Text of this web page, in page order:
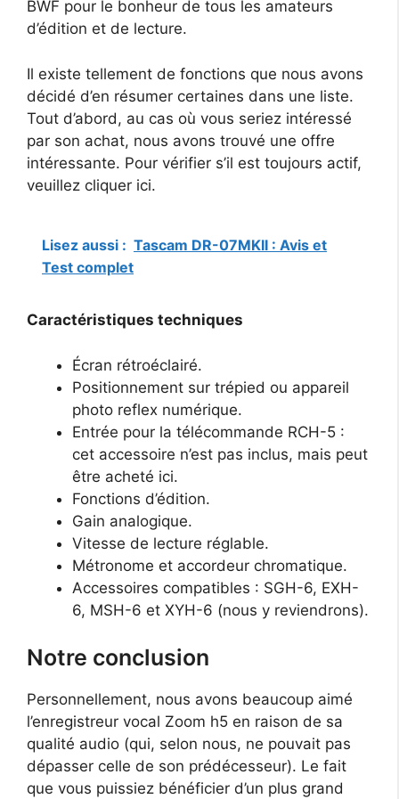
BWF pour le bonheur de tous les amateurs
d’édition et de lecture.
Il existe tellement de fonctions que nous avons
décidé d’en résumer certaines dans une liste.
Tout d’abord, au cas où vous seriez intéressé
par son achat, nous avons trouvé une offre
intéressante. Pour vérifier s’il est toujours actif,
veuillez cliquer ici.
Lisez aussi : Tascam DR-07MKII : Avis et
Test complet
Caractéristiques techniques
Écran rétroéclairé.
Positionnement sur trépied ou appareil
photo reflex numérique.
Entrée pour la télécommande RCH-5 :
cet accessoire n’est pas inclus, mais peut
être acheté ici.
Fonctions d’édition.
Gain analogique.
Vitesse de lecture réglable.
Métronome et accordeur chromatique.
Accessoires compatibles : SGH-6, EXH-
6, MSH-6 et XYH-6 (nous y reviendrons).
Notre conclusion
Personnellement, nous avons beaucoup aimé
l’enregistreur vocal Zoom h5 en raison de sa
qualité audio (qui, selon nous, ne pouvait pas
dépasser celle de son prédécesseur). Le fait
que vous puissiez bénéficier d’un plus grand